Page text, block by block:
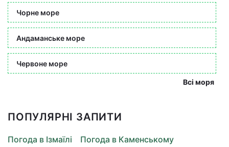
Чорне море
Андаманське море
Червоне море
Всі моря
ПОПУЛЯРНІ ЗАПИТИ
Погода в Ізмаїлі
Погода в Каменському